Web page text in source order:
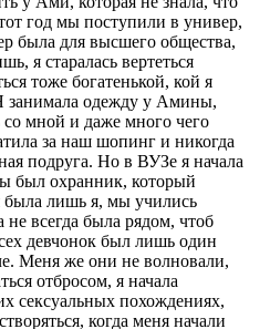
год мы поступили в универ,
была для высшего общества,
я старалась вертеться
тоже богатенькой, кой я
занимала одежду у Амины,
со мной и даже много чего
за наш шопинг и никогда
подруга. Но в ВУЗе я начала
был охранник, который
была лишь я, мы учились
не всегда была рядом, чтоб
девчонок был лишь один
Меня же они не волновали,
отбросом, я начала
сексуальных похождениях,
когда меня начали